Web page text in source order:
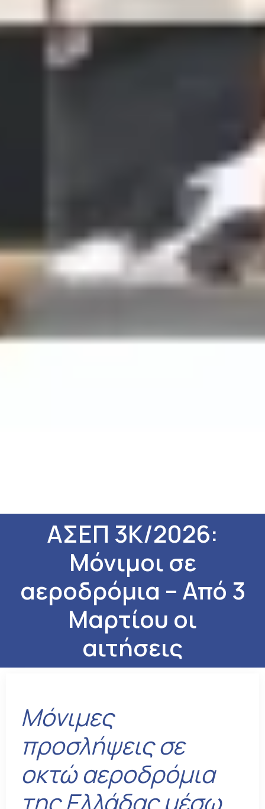
ΑΣΕΠ 3Κ/2026:
Μόνιμοι σε
αεροδρόμια – Από 3
Μαρτίου οι
αιτήσεις
Μόνιμες
προσλήψεις σε
οκτώ αεροδρόμια
της Ελλάδας μέσω